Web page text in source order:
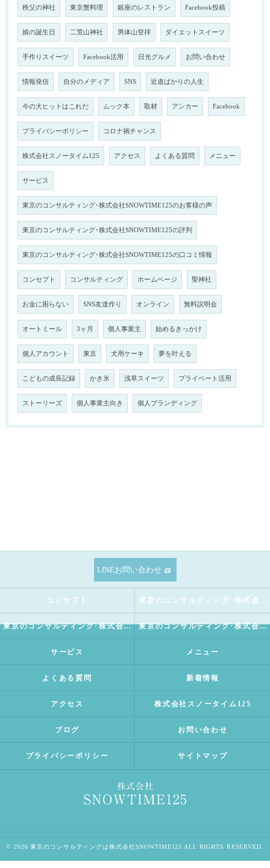
秩父の神社 東京蟹料理 銀座のレストラン Facebook投稿
娘の誕生日 二荒山神社 男体山登拝 ダイエットスイーツ
手作りスイーツ Facebook活用 日光グルメ お問い合わせ
情報発信 自分のメディア SNS 近道ばかりの人生
今の大ヒットはこれだ ムック本 取材 アンカー Facebook
プライバシーポリシー コロナ禍チャンス
株式会社スノータイム125 アクセス よくある質問 メニュー
サービス
東京のコンサルティング･株式会社SNOWTIME125のお客様の声
東京のコンサルティング･株式会社SNOWTIME125の評判
東京のコンサルティング･株式会社SNOWTIME125の口コミ情報
コンセプト コンサルティング ホームページ 聖神社
お金に困らない SNS友達作り オンライン 無料説明会
オートミール 3ヶ月 個人事業主 始めるきっかけ
個人アカウント 東京 犬用ケーキ 夢を叶える
こどもの成長記録 かき氷 浅草スイーツ プライベート活用
ストーリーズ 個人事業主向き 個人ブランディング
LINEお問い合わせ
コンセプト 東京のコンサルティング･株式会社SNOWTIME125の口コミ情報
東京のコンサルティング･株式会社SNOWTIME125の評判 東京のコンサルティング･株式会社SNOWTIME125のお客様の声
サービス メニュー
よくある質問 新着情報
アクセス 株式会社スノータイム125
ブログ お問い合わせ
プライバシーポリシー サイトマップ
© 2026 東京のコンサルティングは株式会社SNOWTIME125 ALL RIGHTS RESERVED.